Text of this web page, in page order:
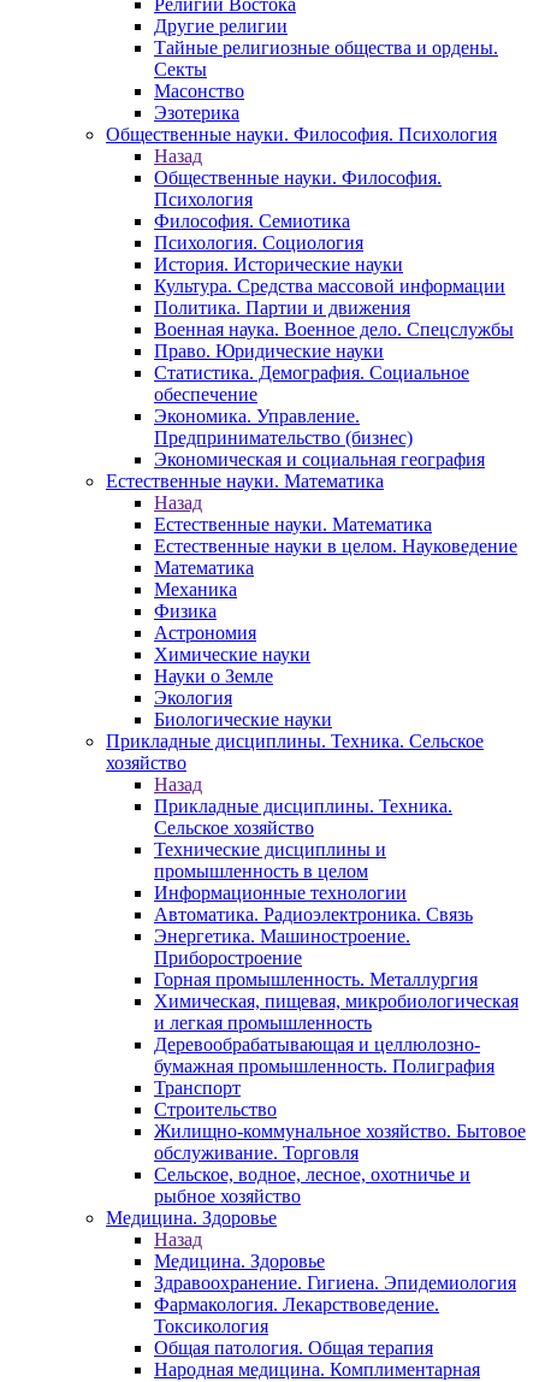
Религии Востока
Другие религии
Тайные религиозные общества и ордены.
Секты
Масонство
Эзотерика
Общественные науки. Философия. Психология
Назад
Общественные науки. Философия.
Психология
Философия. Семиотика
Психология. Социология
История. Исторические науки
Культура. Средства массовой информации
Политика. Партии и движения
Военная наука. Военное дело. Спецслужбы
Право. Юридические науки
Статистика. Демография. Социальное
обеспечение
Экономика. Управление.
Предпринимательство (бизнес)
Экономическая и социальная география
Естественные науки. Математика
Назад
Естественные науки. Математика
Естественные науки в целом. Науковедение
Математика
Механика
Физика
Астрономия
Химические науки
Науки о Земле
Экология
Биологические науки
Прикладные дисциплины. Техника. Сельское
хозяйство
Назад
Прикладные дисциплины. Техника.
Сельское хозяйство
Технические дисциплины и
промышленность в целом
Информационные технологии
Автоматика. Радиоэлектроника. Связь
Энергетика. Машиностроение.
Приборостроение
Горная промышленность. Металлургия
Химическая, пищевая, микробиологическая
и легкая промышленность
Деревообрабатывающая и целлюлозно-
бумажная промышленность. Полиграфия
Транспорт
Строительство
Жилищно-коммунальное хозяйство. Бытовое
обслуживание. Торговля
Сельское, водное, лесное, охотничье и
рыбное хозяйство
Медицина. Здоровье
Назад
Медицина. Здоровье
Здравоохранение. Гигиена. Эпидемиология
Фармакология. Лекарствоведение.
Токсикология
Общая патология. Общая терапия
Народная медицина. Комплиментарная